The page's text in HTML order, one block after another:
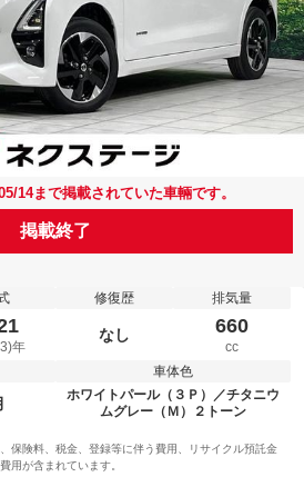
14まで掲載されていた車輛です。
掲載終了
年
修復歴
なし
排気量
660
cc
車体色
ホワイトパール（３Ｐ）／チタニウ
ムグレー（Ｍ）２トーン
保険料、税金、登録等に伴う費用、リサイクル預託金
用が含まれています。